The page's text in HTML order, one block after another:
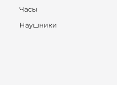
Часы
Наушники